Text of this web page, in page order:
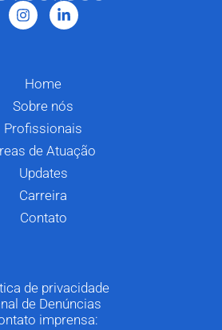
Home
Sobre nós
Profissionais
de Atuação
Updates
Carreira
Contato
de privacidade
de Denúncias
imprensa: